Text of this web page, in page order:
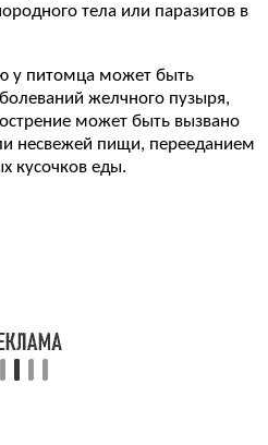
тела или паразитов в
у питомца может быть
желчного пузыря,
может быть вызвано
несвежей пищи, перееданием
кусочков еды.